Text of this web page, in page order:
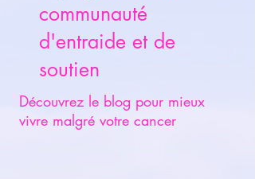
communauté
d'entraide et de
soutien
Découvrez le blog pour mieux
vivre malgré votre cancer